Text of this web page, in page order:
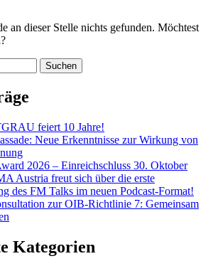
an dieser Stelle nichts gefunden. Möchtest
feiert 10 Jahre!
Neue Erkenntnisse zur Wirkung von
2026 – Einreichschluss 30. Oktober
Austria freut sich über die erste
des FM Talks im neuen Podcast-Format!
zur OIB-Richtlinie 7: Gemeinsam
Kategorien